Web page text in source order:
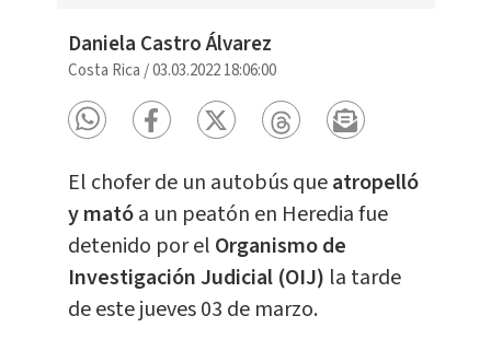
Daniela Castro Álvarez
Costa Rica /03.03.2022 18:06:00
El chofer de un autobús queatropelló
y matóa un peatón en Heredia fue
detenido por el Organismo de
Investigación Judicial (OIJ) la tarde
de este jueves 03 de marzo.